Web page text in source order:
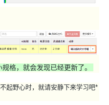
格，就会发现已经更新了。
起野心时，就请安静下来学习吧*